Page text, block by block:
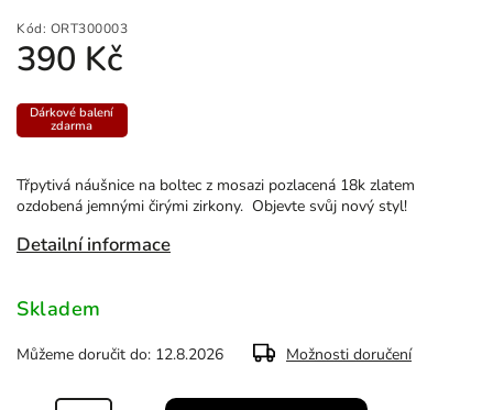
Kód: ORT300003
390 Kč
Třpytivá náušnice na boltec z mosazi pozlacená 18k zlatem
ozdobená jemnými čirými zirkony. Objevte svůj nový styl!
Detailní informace
Dárkové balení
zdarma
Skladem
Můžeme doručit do: 12.8.2026 Možnosti doručení